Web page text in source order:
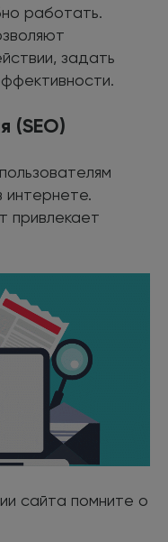
работать.
задать
(SEO)
интернете.
привлекает
сайта помните о